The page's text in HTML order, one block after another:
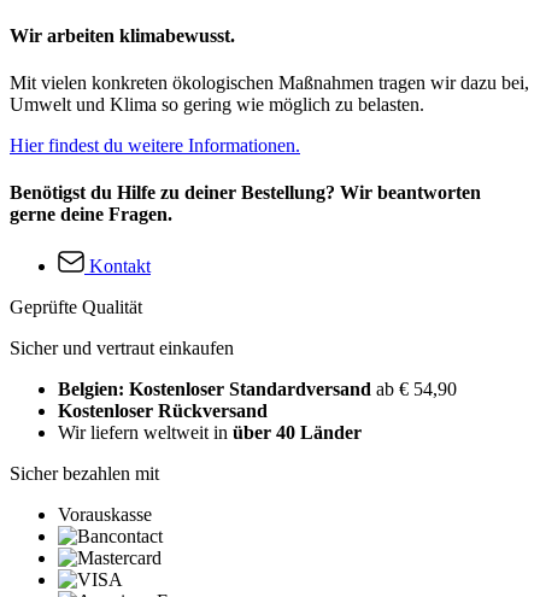
Wir arbeiten klimabewusst.
Mit vielen konkreten ökologischen Maßnahmen tragen wir dazu bei,
Umwelt und Klima so gering wie möglich zu belasten.
Hier findest du weitere Informationen.
Benötigst du Hilfe zu deiner Bestellung? Wir beantworten
gerne deine Fragen.
Kontakt
Geprüfte Qualität
Sicher und vertraut einkaufen
Belgien: Kostenloser Standardversand ab € 54,90
Kostenloser Rückversand
Wir liefern weltweit in über 40 Länder
Sicher bezahlen mit
Vorauskasse